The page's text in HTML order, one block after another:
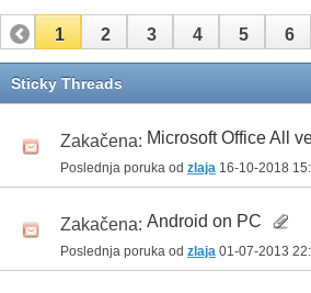
1 2 3 4 5 6
11 12
Sticky Threads
Zakačena: Microsoft Office All
Poslednja poruka od zlaja 16-10-2018
Zakačena: Android on PC
Poslednja poruka od zlaja 01-07-2013